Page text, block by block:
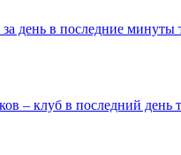
день в последние минуты
– клуб в последний день